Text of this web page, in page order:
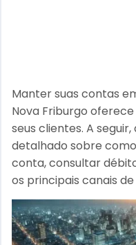
Manter suas contas
Nova Friburgo
seus clientes. A
detalhado sobre
conta, consultar
os principais canais